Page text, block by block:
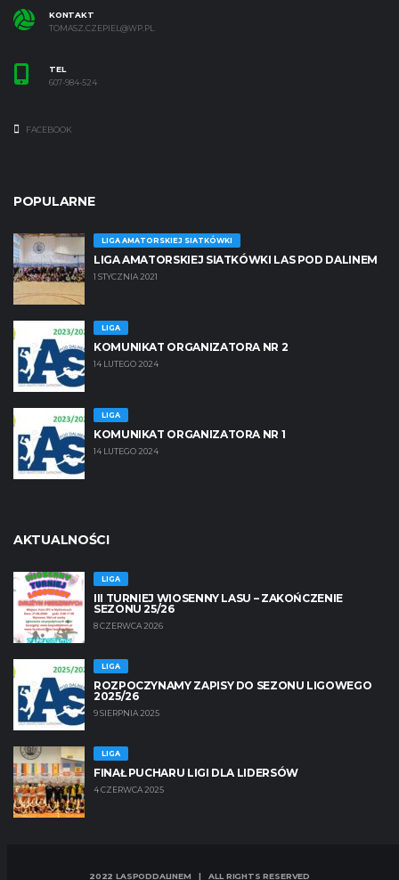
KONTAKT
TOMASZ.CZEPIEL@WP.PL
TEL
607-984-524
FACEBOOK
POPULARNE
LIGA AMATORSKIEJ SIATKÓWKI
LIGA AMATORSKIEJ SIATKÓWKI LAS POD DALINEM
1 STYCZNIA 2021
LIGA
KOMUNIKAT ORGANIZATORA NR 2
14 LUTEGO 2024
LIGA
KOMUNIKAT ORGANIZATORA NR 1
14 LUTEGO 2024
AKTUALNOŚCI
LIGA
III TURNIEJ WIOSENNY LASU – ZAKOŃCZENIE
SEZONU 25/26
8 CZERWCA 2026
LIGA
ROZPOCZYNAMY ZAPISY DO SEZONU LIGOWEGO
2025/26
9 SIERPNIA 2025
LIGA
FINAŁ PUCHARU LIGI DLA LIDERSÓW
4 CZERWCA 2025
2022 LASPODDALINEM | ALL RIGHTS RESERVED